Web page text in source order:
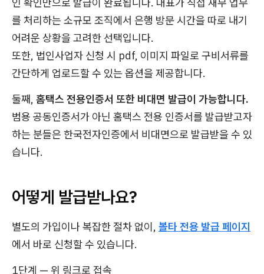
를 처리하는 소규모 조직에서 은행 방문 시간을 따로 내기
어려운 상황을 고려한 선택입니다.
또한, 법인사업자 신청 시 pdf, 이미지 파일로 구비서류를
간단하게 업로드할 수 있는 옵션을 제공합니다.
둘째, 홈택스 전용인증서 또한 비대면 발급이 가능합니다.
범용 공동인증서가 아닌 홈택스 전용 인증서를 발급받고자
하는 분들은 한국전자인증에서 비대면으로 발급받을 수 있
습니다.
어떻게 발급받나요?
별도의 가입이나 복잡한 절차 없이, 볼타 전용 발급 페이지
에서 바로 신청할 수 있습니다.
1단계 — 위 링크로 접속